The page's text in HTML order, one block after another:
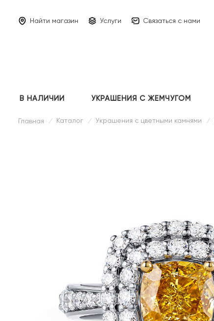
Найти магазин Услуги Связаться с нами
В НАЛИЧИИ УКРАШЕНИЯ С ЖЕМЧУГОМ
Главная / Каталог / Украшения с цветными камнями /